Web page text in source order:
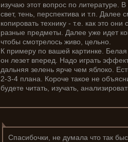
изучаю этот вопрос по литературе.
свет, тень, перспектива и т.п.
копировать технику - т.е. как это
разные предметы. Далее уже идет
чтобы смотрелось живо, цельно.
К примеру по вашей картинке.
он лезет вперед. Надо играть
дальняя зелень ярче чем яблоко.
2-3-4 плана. Короче такое не
будете читать, изучать,
Спасибочки, не думала что так